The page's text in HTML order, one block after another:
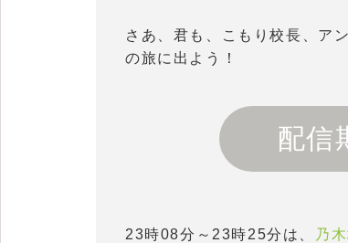
さあ、君も、こもり校長、ア
の旅に出よう！
配信
23時08分～23時25分は、 乃